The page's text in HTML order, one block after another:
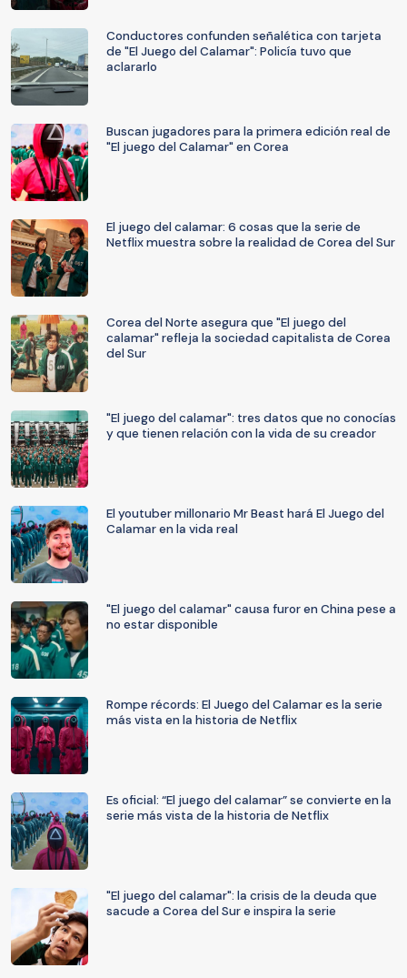
Conductores confunden señalética con tarjeta
de "El Juego del Calamar": Policía tuvo que
aclararlo
Buscan jugadores para la primera edición real de
"El juego del Calamar" en Corea
El juego del calamar: 6 cosas que la serie de
Netflix muestra sobre la realidad de Corea del Sur
Corea del Norte asegura que "El juego del
calamar" refleja la sociedad capitalista de Corea
del Sur
"El juego del calamar": tres datos que no conocías
y que tienen relación con la vida de su creador
El youtuber millonario Mr Beast hará El Juego del
Calamar en la vida real
"El juego del calamar" causa furor en China pese a
no estar disponible
Rompe récords: El Juego del Calamar es la serie
más vista en la historia de Netflix
Es oficial: “El juego del calamar” se convierte en la
serie más vista de la historia de Netflix
"El juego del calamar": la crisis de la deuda que
sacude a Corea del Sur e inspira la serie